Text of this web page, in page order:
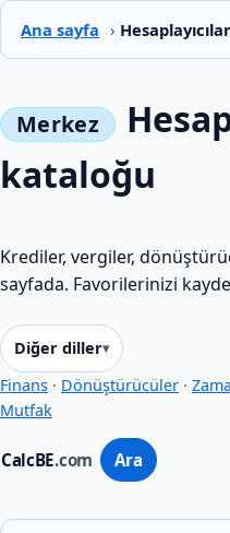
Ana sayfa › Hesaplayıcılar
CalcBE.com Ara
kataloğu
Krediler, vergiler,
sayfada. Favorilerinizi
Diğer diller
Finans · Dönüştürücüler ·
Mutfak